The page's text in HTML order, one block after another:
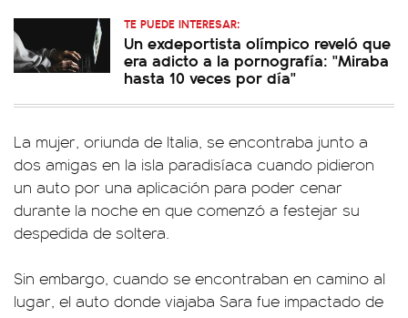
TE PUEDE INTERESAR:
Un exdeportista olímpico reveló que
era adicto a la pornografía: "Miraba
hasta 10 veces por día"
La mujer, oriunda de Italia, se encontraba junto a
dos amigas en la isla paradisíaca cuando pidieron
un auto por una aplicación para poder cenar
durante la noche en que comenzó a festejar su
despedida de soltera.
Sin embargo, cuando se encontraban en camino al
lugar, el auto donde viajaba Sara fue impactado de